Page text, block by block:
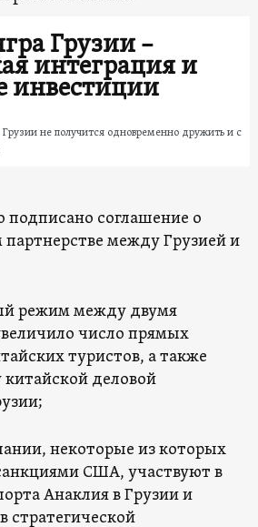
Грузии –
интеграция и
инвестиции
не получится одновременно дружить и с
подписано соглашение о
партнерстве между Грузией и
режим между двумя
число прямых
туристов, а также
китайской деловой
некоторые из которых
США, участвуют в
Анаклия в Грузии и
стратегической